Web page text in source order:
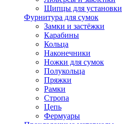
Щипцы для установки
Фурнитура для сумок
Замки и застёжки
Карабины
Кольца
Наконечники
Ножки для сумок
Полукольца
Пряжки
Рамки
Стропа
Цепь
Фермуары